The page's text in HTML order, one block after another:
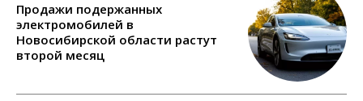
Продажи подержанных
электромобилей в
Новосибирской области растут
второй месяц